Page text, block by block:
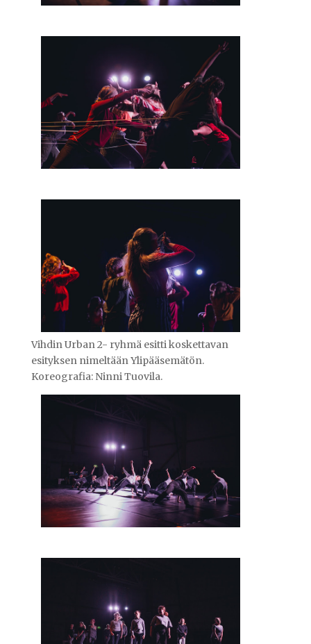
Vihdin Urban 2- ryhmä esitti koskettavan
esityksen nimeltään Ylipääsemätön.
Koreografia: Ninni Tuovila.